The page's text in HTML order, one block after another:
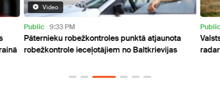
Video
Public 9:33 PM
Pāternieku robežkontroles punktā atjaunota
robežkontrole ieceļotājiem no Baltkrievijas